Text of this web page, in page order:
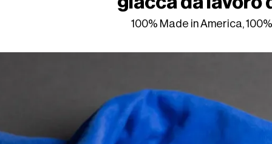
100% Made in America,